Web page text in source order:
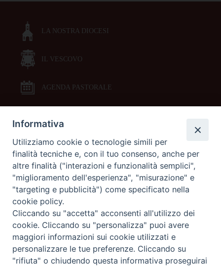
LA NOSTRA DIOCESI
IL VESCOVO
AGENDA PASTORALE
DOCUMENTI PASTORALI
ORARI MESSE
LITURGIA DELLE ORE
GALLERIE FOTOGRAFICHE
GALLERIE VIDEO
Informativa
Utilizziamo cookie o tecnologie simili per
finalità tecniche e, con il tuo consenso, anche per
altre finalità ("interazioni e funzionalità semplici",
"miglioramento dell'esperienza", "misurazione" e
"targeting e pubblicità") come specificato nella
cookie policy.
Cliccando su "accetta" acconsenti all'utilizzo dei
cookie. Cliccando su "personalizza" puoi avere
maggiori informazioni sui cookie utilizzati e
personalizzare le tue preferenze. Cliccando su
"rifiuta" o chiudendo questa informativa proseguirai